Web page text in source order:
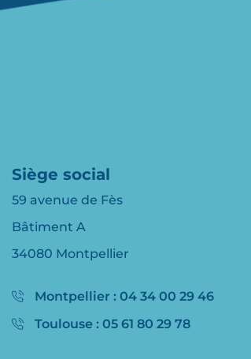
Siège social
59 avenue de Fès
Bâtiment A
34080 Montpellier
Montpellier : 04 34 00 29 46
Toulouse : 05 61 80 29 78